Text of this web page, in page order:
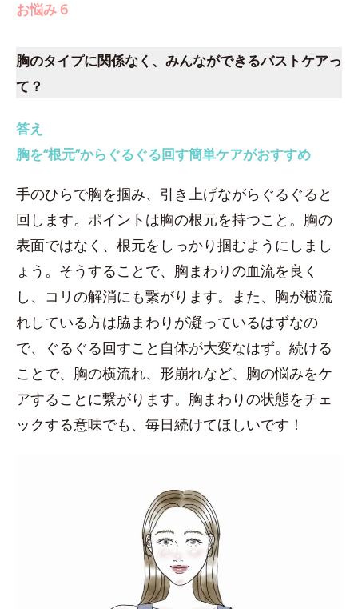
お悩み 6
胸のタイプに関係なく、みんなができるバストケアっ
て？
答え
胸を“根元”からぐるぐる回す簡単ケアがおすすめ
手のひらで胸を掴み、引き上げながらぐるぐると
回します。ポイントは胸の根元を持つこと。胸の
表面ではなく、根元をしっかり掴むようにしまし
ょう。そうすることで、胸まわりの血流を良く
し、コリの解消にも繋がります。また、胸が横流
れしている方は脇まわりが凝っているはずなの
で、ぐるぐる回すこと自体が大変なはず。続ける
ことで、胸の横流れ、形崩れなど、胸の悩みをケ
アすることに繋がります。胸まわりの状態をチェ
ックする意味でも、毎日続けてほしいです！